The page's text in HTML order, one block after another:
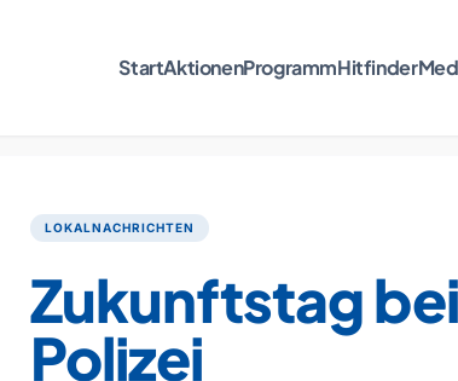
StartAktionenProgrammHitfinder
LOKALNACHRICHTEN
Zukunftstag
Polizei